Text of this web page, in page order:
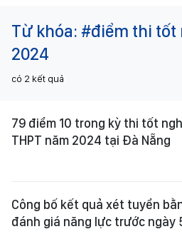
Từ khóa: #điểm thi tốt
2024
có 2 kết quả
79 điểm 10 trong kỳ thi tốt
THPT năm 2024 tại Đà Nẵng
Công bố kết quả xét tuyển
đánh giá năng lực trước ngày